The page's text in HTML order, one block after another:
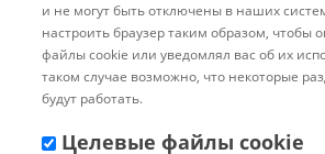
Доставка в
с 18:00 до
10.00 ƃ
и не могут быть отключены в наших
настроить браузер таким образом, чтобы
файлы cookie или уведомлял вас об их
таком случае возможно, что некоторые
будут работать.
Целевые файлы cookie